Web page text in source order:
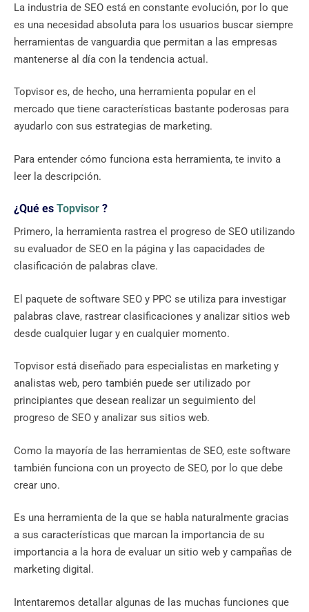
La industria de SEO está en constante evolución, por lo que
es una necesidad absoluta para los usuarios buscar siempre
herramientas de vanguardia que permitan a las empresas
mantenerse al día con la tendencia actual.
Topvisor es, de hecho, una herramienta popular en el
mercado que tiene características bastante poderosas para
ayudarlo con sus estrategias de marketing.
Para entender cómo funciona esta herramienta, te invito a
leer la descripción.
¿Qué es Topvisor ?
Primero, la herramienta rastrea el progreso de SEO utilizando
su evaluador de SEO en la página y las capacidades de
clasificación de palabras clave.
El paquete de software SEO y PPC se utiliza para investigar
palabras clave, rastrear clasificaciones y analizar sitios web
desde cualquier lugar y en cualquier momento.
Topvisor está diseñado para especialistas en marketing y
analistas web, pero también puede ser utilizado por
principiantes que desean realizar un seguimiento del
progreso de SEO y analizar sus sitios web.
Como la mayoría de las herramientas de SEO, este software
también funciona con un proyecto de SEO, por lo que debe
crear uno.
Es una herramienta de la que se habla naturalmente gracias
a sus características que marcan la importancia de su
importancia a la hora de evaluar un sitio web y campañas de
marketing digital.
Intentaremos detallar algunas de las muchas funciones que